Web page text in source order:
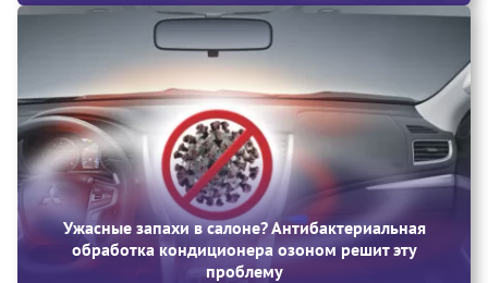
Ужасные запахи в салоне? Антибактериальная
обработка кондиционера озоном решит эту
проблему